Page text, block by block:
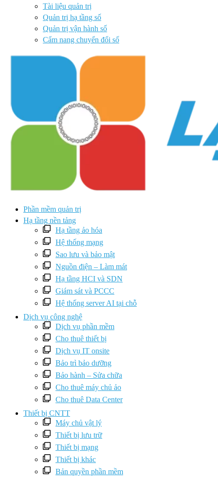
Tài liệu quản trị
Quản trị hạ tầng số
Quản trị vận hành số
Cẩm nang chuyển đổi số
Phần mềm quản trị
Hạ tầng nền tảng
Hạ tầng ảo hóa
Hệ thống mạng
Sao lưu và bảo mật
Nguồn điện – Làm mát
Hạ tầng HCI và SDN
Giám sát và PCCC
Hệ thống server AI tại chỗ
Dịch vụ công nghệ
Dịch vụ phần mềm
Cho thuê thiết bị
Dịch vụ IT onsite
Bảo trì bảo dưỡng
Bảo hành – Sửa chữa
Cho thuê máy chủ ảo
Cho thuê Data Center
Thiết bị CNTT
Máy chủ vật lý
Thiết bị lưu trữ
Thiết bị mạng
Thiết bị khác
Bản quyền phần mềm